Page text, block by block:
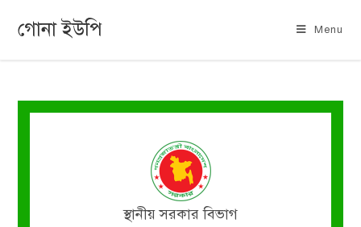
গোনা ইউপি Menu
স্থানীয় সরকার বিভাগ